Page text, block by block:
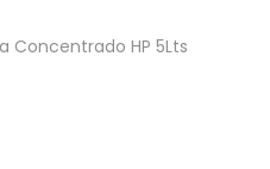
Concentrado HP 5Lts